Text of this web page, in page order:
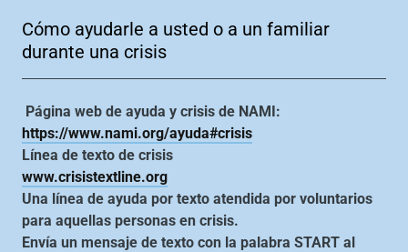
Cómo ayudarle a usted o a un familiar
durante una crisis
Página web de ayuda y crisis de NAMI:
https://www.nami.org/ayuda#crisis
Línea de texto de crisis
www.crisistextline.org
Una línea de ayuda por texto atendida por voluntarios
para aquellas personas en crisis.
Envía un mensaje de texto con la palabra START al